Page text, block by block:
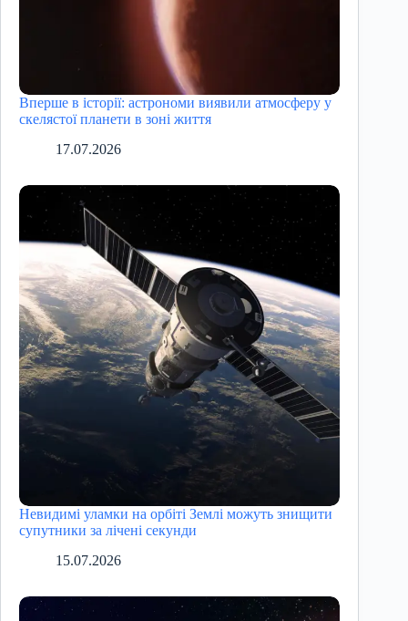
Вперше в історії: астрономи виявили атмосферу у
скелястої планети в зоні життя
17.07.2026
Невидимі уламки на орбіті Землі можуть знищити
супутники за лічені секунди
15.07.2026